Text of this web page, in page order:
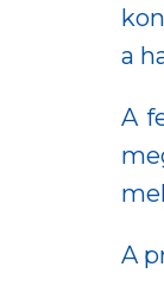
a
A
A